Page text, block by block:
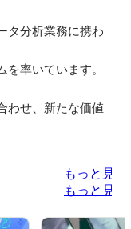
タ分析業務に携わ
率いています。
わせ、新たな価値
もっと見る
もっと見る